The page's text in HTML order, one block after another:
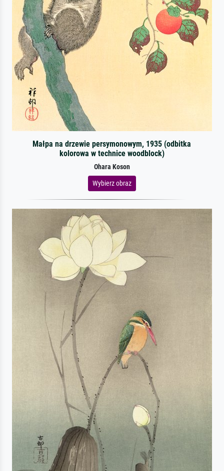
Małpa na drzewie persymonowym, 1935 (odbitka
kolorowa w technice woodblock)
Ohara Koson
Wybierz obraz